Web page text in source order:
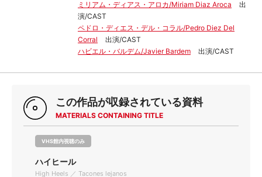
ミリアム・ディアス・アロカ/Miriam Diaz Aroca
出
演/CAST
ペドロ・ディエス・デル・コラル/Pedro Diez Del
Corral
出演/CAST
ハビエル・バルデム/Javier Bardem
出演/CAST
この作品が収録されている資料
MATERIALS CONTAINING TITLE
VHS館内視聴のみ
ハイヒール
High Heels ／ Tacones lejanos